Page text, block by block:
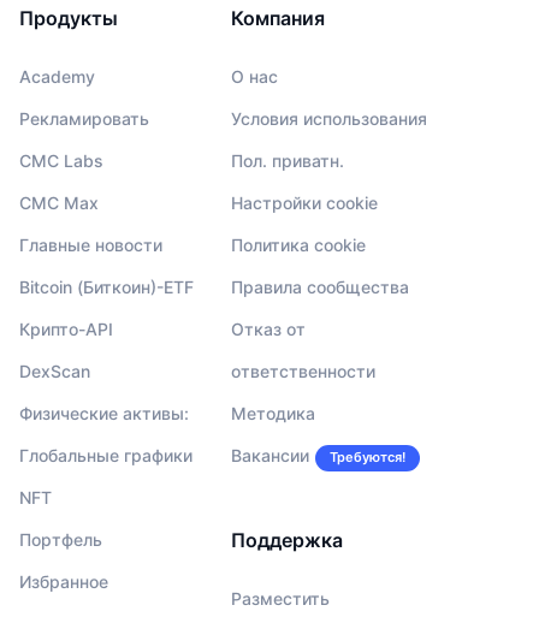
Продукты
Academy
Рекламировать
CMC Labs
CMC Max
Главные новости
Bitcoin (Биткоин)-ETF
Крипто-API
DexScan
Физические активы:
Глобальные графики
NFT
Портфель
Избранное
Компания
О нас
Условия использования
Пол. приватн.
Настройки cookie
Политика cookie
Правила сообщества
Отказ от
ответственности
Методика
Вакансии Требуются!
Поддержка
Разместить